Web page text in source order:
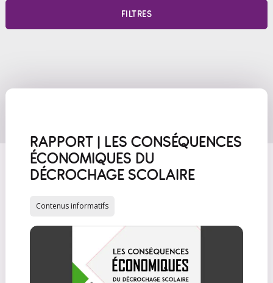
FILTRES
RAPPORT | LES CONSÉQUENCES
ÉCONOMIQUES DU
DÉCROCHAGE SCOLAIRE
Contenus informatifs